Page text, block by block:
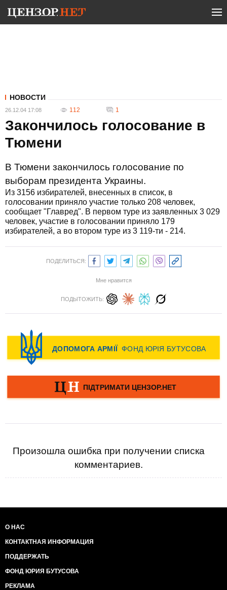
НОВОСТИ
26.12.04 17:08 112 1
Закончилось голосование в
Тюмени
В Тюмени закончилось голосование по
выборам президента Украины.
Из 3156 избирателей, внесенных в список, в
голосовании приняло участие только 208 человек,
сообщает "Главред". В первом туре из заявленных 3 029
человек, участие в голосовании приняло 179
избирателей, а во втором туре из 3 119-ти - 214.
ПОДЕЛИТЬСЯ:
Мне нравится
ПОДЫТОЖИТЬ:
Произошла ошибка при получении списка
комментариев.
О НАС
КОНТАКТНАЯ ИНФОРМАЦИЯ
ПОДДЕРЖАТЬ
ФОНД ЮРИЯ БУТУСОВА
РЕКЛАМА